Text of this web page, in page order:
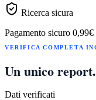
Ricerca sicura
Pagamento sicuro 0,99€
VERIFICA COMPLETA
Un unico
Dati verificati